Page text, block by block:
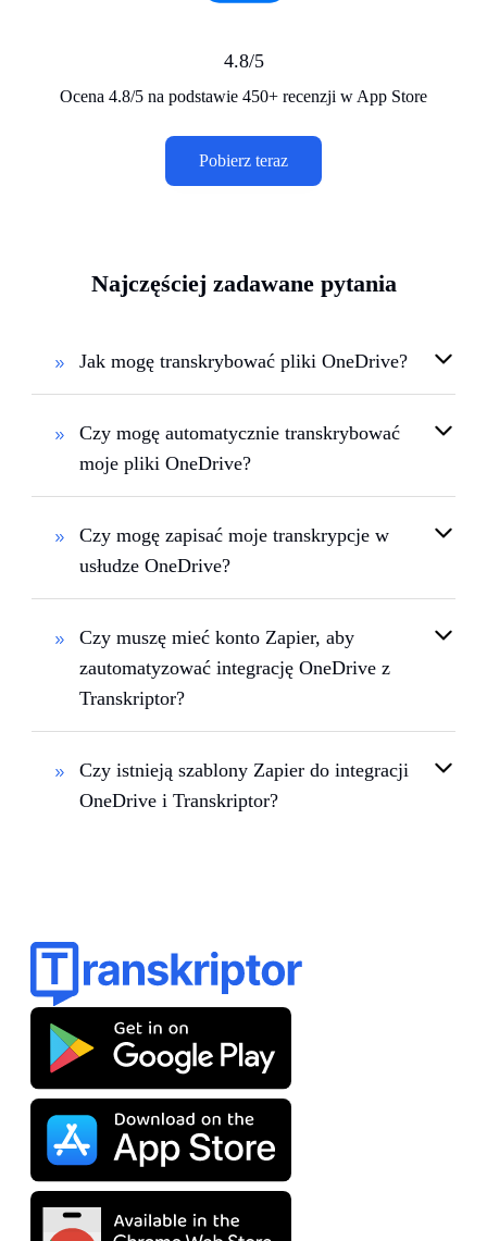
4.8/5
Ocena 4.8/5 na podstawie 450+ recenzji w App Store
Pobierz teraz
Najczęściej zadawane pytania
Jak mogę transkrybować pliki OneDrive?
Czy mogę automatycznie transkrybować
moje pliki OneDrive?
Czy mogę zapisać moje transkrypcje w
usłudze OneDrive?
Czy muszę mieć konto Zapier, aby
zautomatyzować integrację OneDrive z
Transkriptor?
Czy istnieją szablony Zapier do integracji
OneDrive i Transkriptor?